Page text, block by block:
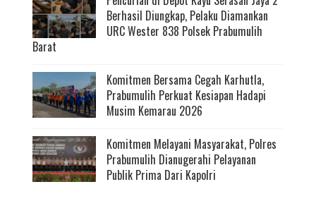
Berhasil Diungkap, Pelaku Diamankan
URC Wester 838 Polsek Prabumulih
Barat
Komitmen Bersama Cegah Karhutla,
Prabumulih Perkuat Kesiapan Hadapi
Musim Kemarau 2026
Komitmen Melayani Masyarakat, Polres
Prabumulih Dianugerahi Pelayanan
Publik Prima Dari Kapolri